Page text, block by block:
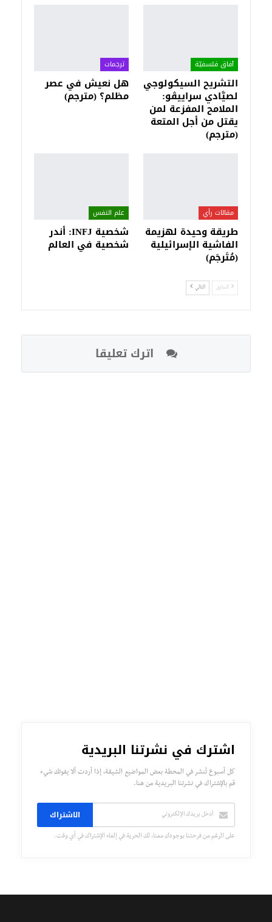
آفاق فلسفيّة‎
التشريح السيكولوجي
لصيَّادي سراييڤو:
الملامح المفزعة لمن
يقتل من أجل المتعة
(مترجم)
ترجمات
هل نعيش في عصر
مظلم؟ (مترجم)
مقالات رأي
طريقة وحيدة لهزيمة
الفاشية الإسرائيلية
(مُتَرجَم)
علم النفس
شخصية INFJ: أندر
شخصية في العالم
السابق التالي
اترك تعليقا
اشترك في نشرتنا البريدية
كل أسبوع تُنشر في المحطة بعض المواضيع الشيقة، إذا أردت ألا يفوتك شيء
قم بالإشتراك في نشرتنا البريدية من هنا.
الاشتراك
على الرغم من فرحتنا بوجودك معنا، لك الحرية في إلغاء الإشتراك في أي وقت.